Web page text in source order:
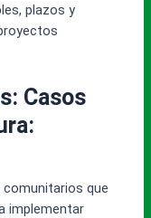
plazos y
Casos
que
implementar